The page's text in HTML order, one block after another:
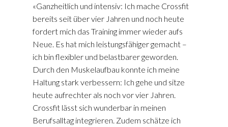
«Ganzheitlich und intensiv: Ich mache Crossfit
bereits seit über vier Jahren und noch heute
fordert mich das Training immer wieder aufs
Neue. Es hat mich leistungsfähiger gemacht –
ich bin flexibler und belastbarer geworden.
Durch den Muskelaufbau konnte ich meine
Haltung stark verbessern: Ich gehe und sitze
heute aufrechter als noch vor vier Jahren.
Crossfit lässt sich wunderbar in meinen
Berufsalltag integrieren. Zudem schätze ich